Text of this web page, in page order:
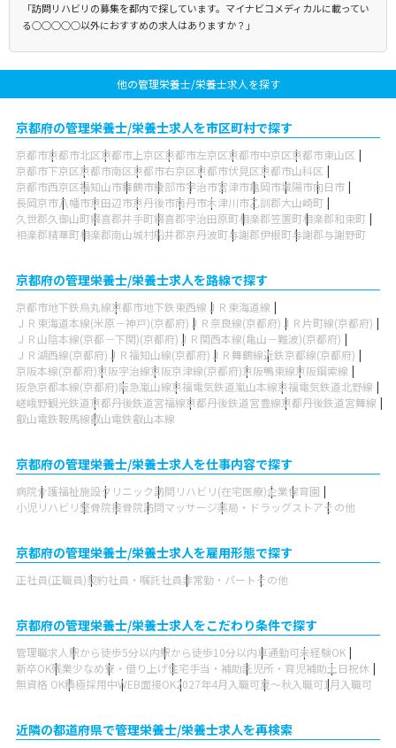
「訪問リハビリの募集を都内で探しています。マイナビコメディカルに載ってい
る○○○○○以外におすすめの求人はありますか？」
他の管理栄養士/栄養士求人を探す
京都府の管理栄養士/栄養士求人を市区町村で探す
京都市京都市北区京都市上京区京都市左京区京都市中京区京都市東山区
京都市下京区京都市南区京都市右京区京都市伏見区京都市山科区
京都市西京区福知山市舞鶴市綾部市宇治市宮津市亀岡市城陽市向日市
長岡京市八幡市京田辺市京丹後市南丹市木津川市乙訓郡大山崎町
久世郡久御山町綴喜郡井手町綴喜郡宇治田原町相楽郡笠置町相楽郡和束町
相楽郡精華町相楽郡南山城村船井郡京丹波町与謝郡伊根町与謝郡与謝野町
京都府の管理栄養士/栄養士求人を路線で探す
京都市地下鉄烏丸線京都市地下鉄東西線 ＪＲ東海道線
ＪＲ東海道本線(米原－神戸)(京都府) ＪＲ奈良線(京都府) ＪＲ片町線(京都府)
ＪＲ山陰本線(京都－下関)(京都府) ＪＲ関西本線(亀山－難波)(京都府)
ＪＲ湖西線(京都府) ＪＲ福知山線(京都府) ＪＲ舞鶴線近鉄京都線(京都府)
京阪本線(京都府)京阪宇治線京阪京津線(京都府)京阪鴨東線京阪鋼索線
阪急京都本線(京都府)阪急嵐山線京福電気鉄道嵐山本線京福電気鉄道北野線
嵯峨野観光鉄道京都丹後鉄道宮福線京都丹後鉄道宮豊線京都丹後鉄道宮舞線
叡山電鉄鞍馬線叡山電鉄叡山本線
京都府の管理栄養士/栄養士求人を仕事内容で探す
病院介護福祉施設クリニック訪問リハビリ(在宅医療)企業保育園
小児リハビリ整骨院接骨院訪問マッサージ薬局・ドラッグストアその他
京都府の管理栄養士/栄養士求人を雇用形態で探す
正社員(正職員)契約社員・嘱託社員非常勤・パートその他
京都府の管理栄養士/栄養士求人をこだわり条件で探す
管理職求人 駅から徒歩5分以内駅から徒歩10分以内車通勤可未経験OK
新卒OK残業少なめ寮・借り上げ住宅手当・補助託児所・育児補助土日祝休
無資格 OK積極採用中WEB面接OK2027年4月入職可夏～秋入職可1月入職可
近隣の都道府県で管理栄養士/栄養士求人を再検索